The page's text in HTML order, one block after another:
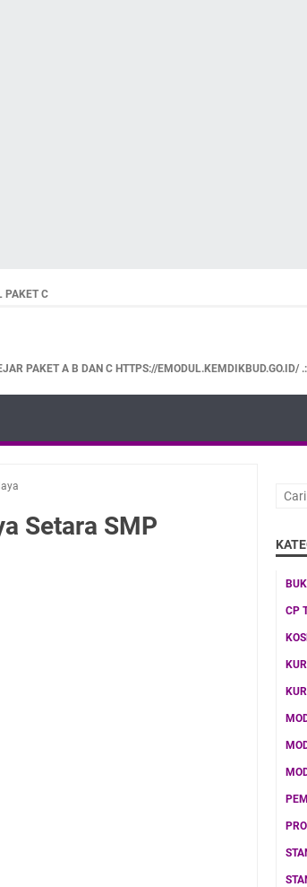
PAKET C
PAKET A B DAN C HTTPS://EMODUL.KEMDIKBUD.GO.ID/
Setara SMP
CP